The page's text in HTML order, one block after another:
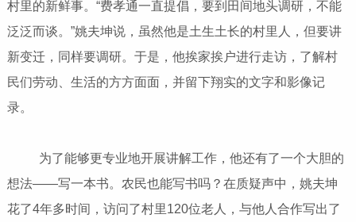
村里的新鲜事。“费孝通一直提倡，要到田间地头调研，不能
泛泛而谈。”姚夫坤说，虽然他是土生土长的村里人，但要讲
新变迁，同样要调研。于是，他挨家挨户进行走访，了解村
民们劳动、生活的方方面面，并留下翔实的文字和影像记
录。
为了能够更专业地开展讲解工作，他还有了一个大胆的
想法——写一本书。农民也能写书吗？在质疑声中，姚夫坤
花了4年多时间，访问了村里120位老人，与他人合作写出了